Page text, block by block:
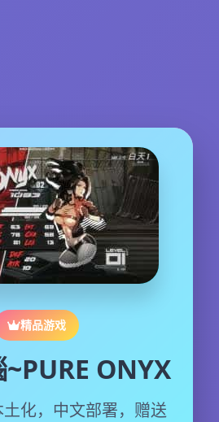
精品游戏
ONYX
化，中文部署，赠送